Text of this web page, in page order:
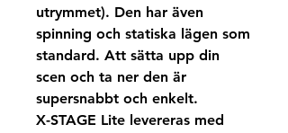
utrymmet). Den har även
spinning och statiska lägen som
standard. Att sätta upp din
scen och ta ner den är
supersnabbt och enkelt.
X-STAGE Lite levereras med